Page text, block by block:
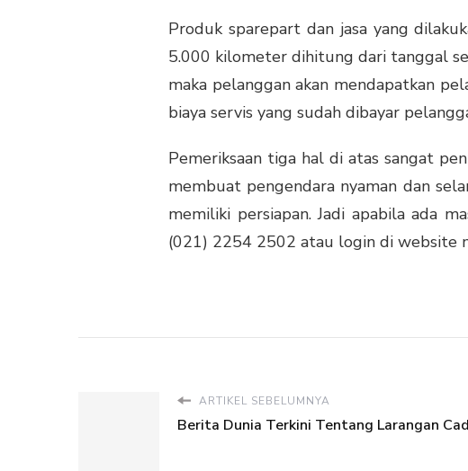
Produk sparepart dan jasa yang
5.000 kilometer dihitung dari tanggal
maka pelanggan akan mendapatkan
biaya servis yang sudah dibayar
Pemeriksaan tiga hal di atas sangat
membuat pengendara nyaman dan
memiliki persiapan. Jadi apabila ada
(021) 2254 2502 atau login di website
ARTIKEL SEBELUMNYA
Berita Dunia Terkini Tentang Larangan